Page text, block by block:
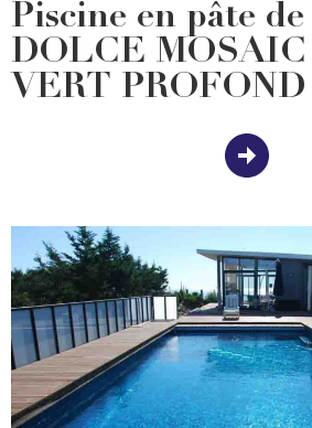
Piscine en pâte
DOLCE MOSAIC
VERT PROFOND